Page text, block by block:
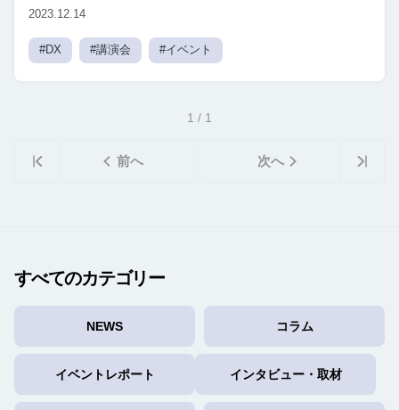
2023.12.14
#DX #講演会 #イベント
1 / 1
前へ 次へ
すべてのカテゴリー
NEWS コラム
イベントレポート インタビュー・取材